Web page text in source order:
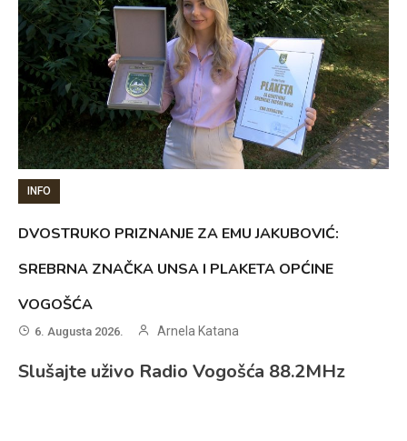
INFO
DVOSTRUKO PRIZNANJE ZA EMU JAKUBOVIĆ:
SREBRNA ZNAČKA UNSA I PLAKETA OPĆINE
VOGOŠĆA
6. Augusta 2026. Arnela Katana
Slušajte uživo Radio Vogošća 88.2MHz